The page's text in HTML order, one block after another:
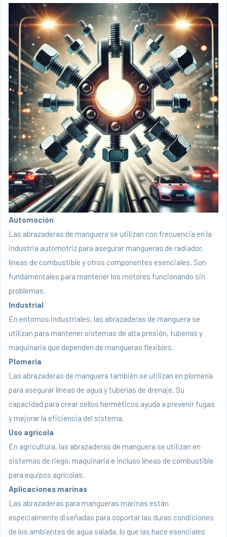
Automoción
Las abrazaderas de manguera se utilizan con frecuencia en la
industria automotriz para asegurar mangueras de radiador,
líneas de combustible y otros componentes esenciales. Son
fundamentales para mantener los motores funcionando sin
problemas.
Industrial
En entornos industriales, las abrazaderas de manguera se
utilizan para mantener sistemas de alta presión, tuberías y
maquinaria que dependen de mangueras flexibles.
Plomería
Las abrazaderas de manguera también se utilizan en plomería
para asegurar líneas de agua y tuberías de drenaje. Su
capacidad para crear sellos herméticos ayuda a prevenir fugas
y mejorar la eficiencia del sistema.
Uso agrícola
En agricultura, las abrazaderas de manguera se utilizan en
sistemas de riego, maquinaria e incluso líneas de combustible
para equipos agrícolas.
Aplicaciones marinas
Las abrazaderas para mangueras marinas están
especialmente diseñadas para soportar las duras condiciones
de los ambientes de agua salada, lo que las hace esenciales